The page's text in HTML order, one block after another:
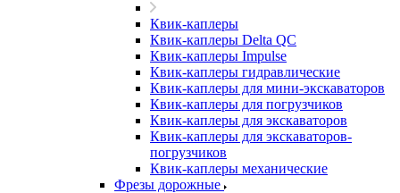
Квик-каплеры
Квик-каплеры Delta QC
Квик-каплеры Impulse
Квик-каплеры гидравлические
Квик-каплеры для мини-экскаваторов
Квик-каплеры для погрузчиков
Квик-каплеры для экскаваторов
Квик-каплеры для экскаваторов-
погрузчиков
Квик-каплеры механические
Фрезы дорожные